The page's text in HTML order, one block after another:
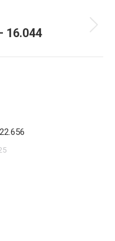
16.044